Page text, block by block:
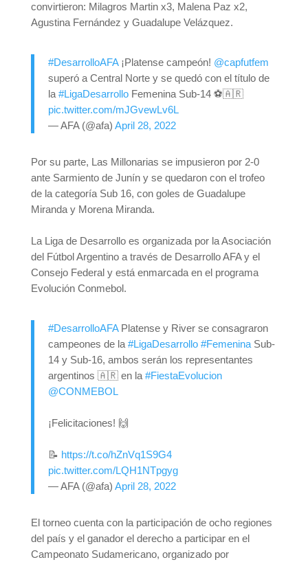
convirtieron: Milagros Martin x3, Malena Paz x2,
Agustina Fernández y Guadalupe Velázquez.
#DesarrolloAFA¡Platense campeón! @capfutfem
superó a Central Norte y se quedó con el título de
la #LigaDesarrolloFemenina Sub-14 ⚽️🇦🇷
pic.twitter.com/mJGvewLv6L
— AFA (@afa) April 28, 2022
Por su parte, Las Millonarias se impusieron por 2-0
ante Sarmiento de Junín y se quedaron con el trofeo
de la categoría Sub 16, con goles de Guadalupe
Miranda y Morena Miranda.
La Liga de Desarrollo es organizada por la Asociación
del Fútbol Argentino a través de Desarrollo AFA y el
Consejo Federal y está enmarcada en el programa
Evolución Conmebol.
#DesarrolloAFAPlatense y River se consagraron
campeones de la #LigaDesarrollo #FemeninaSub-
14 y Sub-16, ambos serán los representantes
argentinos 🇦🇷 en la #FiestaEvolucion
@CONMEBOL
¡Felicitaciones! 🙌
📝 https://t.co/hZnVq1S9G4
pic.twitter.com/LQH1NTpgyg
— AFA (@afa) April 28, 2022
El torneo cuenta con la participación de ocho regiones
del país y el ganador el derecho a participar en el
Campeonato Sudamericano, organizado por